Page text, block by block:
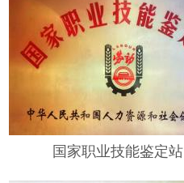
国家职业技能鉴定站